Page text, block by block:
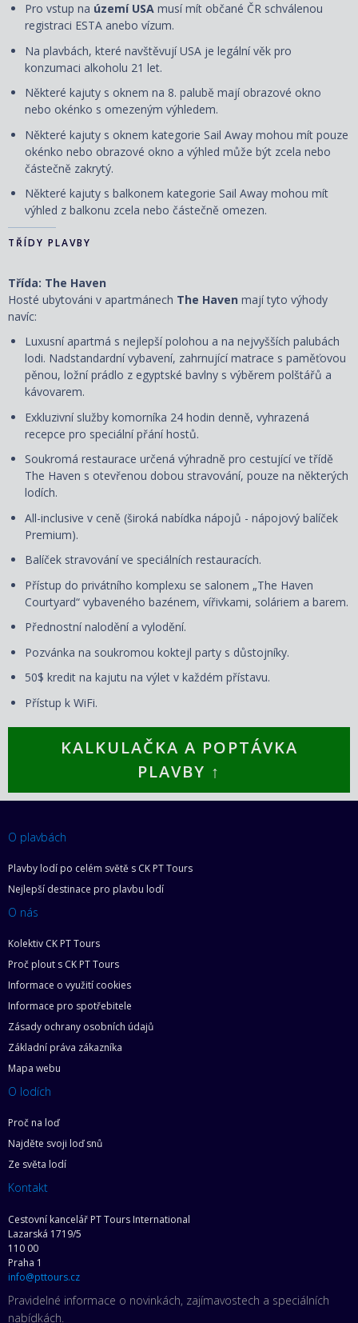
Pro vstup na území USA musí mít občané ČR schválenou
registraci ESTA anebo vízum.
Na plavbách, které navštěvují USA je legální věk pro
konzumaci alkoholu 21 let.
Některé kajuty s oknem na 8. palubě mají obrazové okno
nebo okénko s omezeným výhledem.
Některé kajuty s oknem kategorie Sail Away mohou mít pouze
okénko nebo obrazové okno a výhled může být zcela nebo
částečně zakrytý.
Některé kajuty s balkonem kategorie Sail Away mohou mít
výhled z balkonu zcela nebo částečně omezen.
TŘÍDY PLAVBY
Třída: The Haven
Hosté ubytováni v apartmánech The Haven mají tyto výhody
navíc:
Luxusní apartmá s nejlepší polohou a na nejvyšších palubách
lodi. Nadstandardní vybavení, zahrnující matrace s paměťovou
pěnou, ložní prádlo z egyptské bavlny s výběrem polštářů a
kávovarem.
Exkluzivní služby komorníka 24 hodin denně, vyhrazená
recepce pro speciální přání hostů.
Soukromá restaurace určená výhradně pro cestující ve třídě
The Haven s otevřenou dobou stravování, pouze na některých
lodích.
All-inclusive v ceně (široká nabídka nápojů - nápojový balíček
Premium).
Balíček stravování ve speciálních restauracích.
Přístup do privátního komplexu se salonem „The Haven
Courtyard“ vybaveného bazénem, vířivkami, soláriem a barem.
Přednostní nalodění a vylodění.
Pozvánka na soukromou koktejl party s důstojníky.
50$ kredit na kajutu na výlet v každém přístavu.
Přístup k WiFi.
KALKULAČKA A POPTÁVKA
PLAVBY ↑
O plavbách
Plavby lodí po celém světě s CK PT Tours
Nejlepší destinace pro plavbu lodí
O nás
Kolektiv CK PT Tours
Proč plout s CK PT Tours
Informace o využití cookies
Informace pro spotřebitele
Zásady ochrany osobních údajů
Základní práva zákazníka
Mapa webu
O lodích
Proč na loď
Najděte svoji loď snů
Ze světa lodí
Kontakt
Cestovní kancelář PT Tours International
Lazarská 1719/5
110 00
Praha 1
info@pttours.cz
Pravidelné informace o novinkách, zajímavostech a speciálních
nabídkách.